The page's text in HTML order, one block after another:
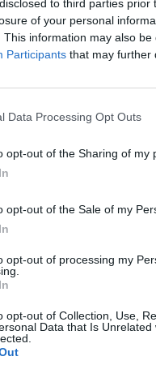
to third parties
of your personal
This information may also
Participants that may further
Data Processing Opt Outs
opt-out of the Sharing of my
opt-out of the Sale of my
opt-out of processing my
opt-out of Collection, Use,
Data that Is
z tym
Główny
zdrowia w
medycznego.
jest bardzo
który nie wypełnia
przezwyciężać
przeciwności losu.
Musi być jednak
pożytecznym.
taki morał płynie z
podchodzić do